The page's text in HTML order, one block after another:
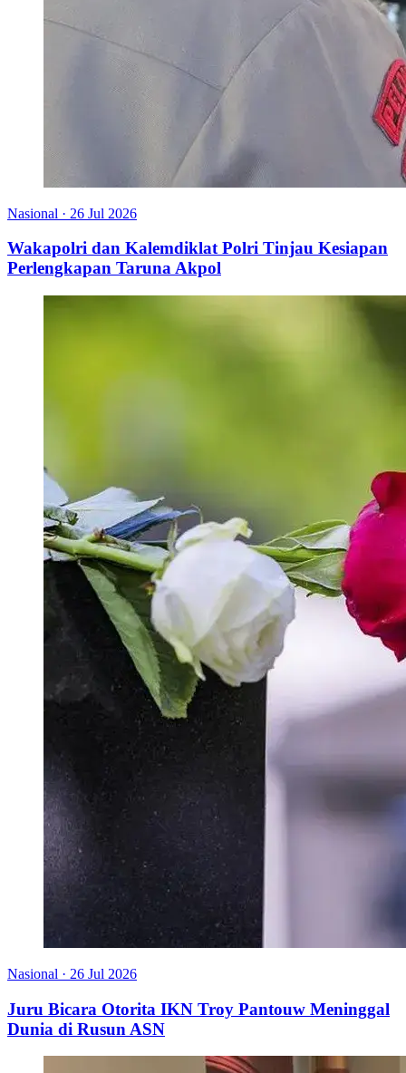
Nasional · 26 Jul 2026
Wakapolri dan Kalemdiklat Polri Tinjau Kesiapan
Perlengkapan Taruna Akpol
Nasional · 26 Jul 2026
Juru Bicara Otorita IKN Troy Pantouw Meninggal
Dunia di Rusun ASN